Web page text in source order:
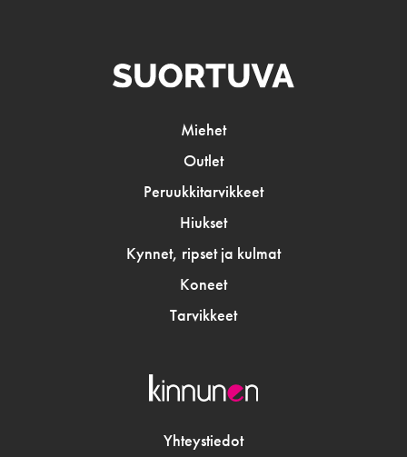
Miehet
Outlet
Peruukkitarvikkeet
Hiukset
Kynnet, ripset ja kulmat
Koneet
Tarvikkeet
Yhteystiedot